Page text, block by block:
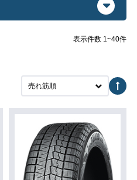
表示件数 1~40件
売れ筋順